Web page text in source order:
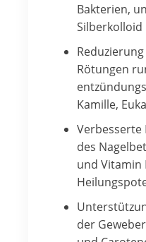
Bakterien,
Rötungen
Kamille,
des
und Vitamin
der